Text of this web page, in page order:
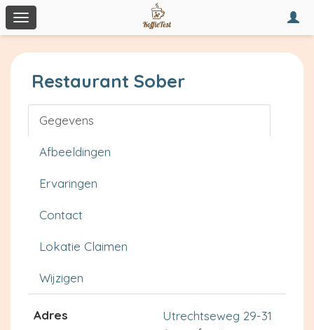
Toggle
navigation
Restaurant Sober
Gegevens
Afbeeldingen
Ervaringen
Contact
Lokatie Claimen
Wijzigen
Adres
Utrechtseweg 29-31